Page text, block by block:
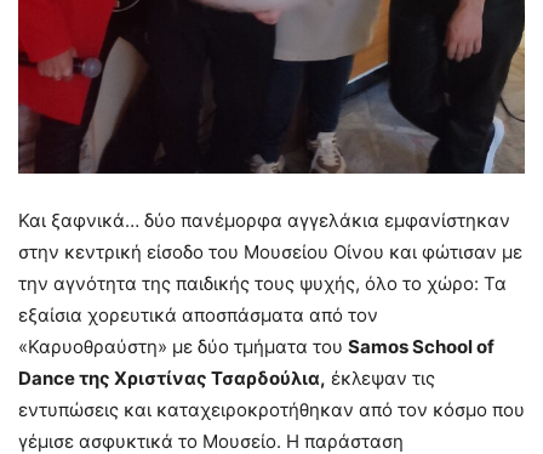
Και ξαφνικά… δύο πανέμορφα αγγελάκια εμφανίστηκαν
στην κεντρική είσοδο του Μουσείου Οίνου και φώτισαν με
την αγνότητα της παιδικής τους ψυχής, όλο το χώρο: Τα
εξαίσια χορευτικά αποσπάσματα από τον
«Καρυοθραύστη» με δύο τμήματα του Samos School of
Dance της Χριστίνας Τσαρδούλια, έκλεψαν τις
εντυπώσεις και καταχειροκροτήθηκαν από τον κόσμο που
γέμισε ασφυκτικά το Μουσείο. Η παράσταση